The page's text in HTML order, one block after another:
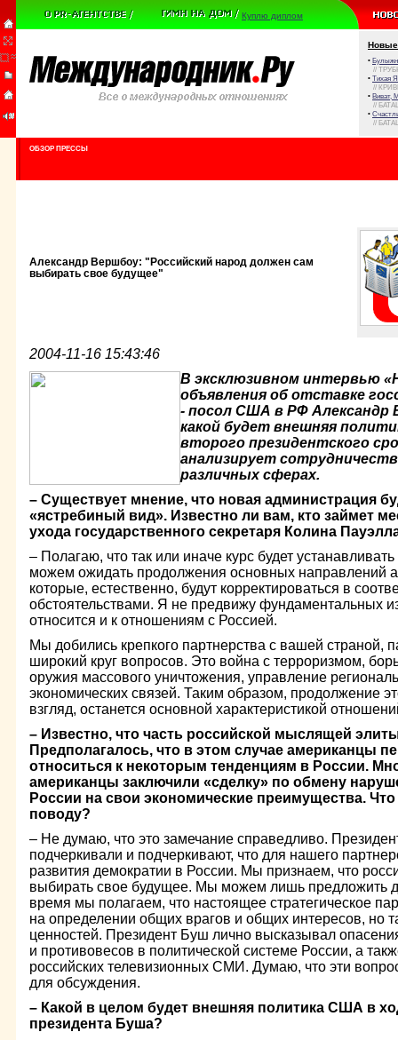
Куплю диплом
Новые
•
//
• Тихая
//
• Виват,
//
•
//
ОБЗОР ПРЕССЫ
Александр Вершбоу: "Российский народ должен сам
выбирать свое будущее"
2004-11-16 15:43:46
В эксклюзивном интервью
объявления об отставке
- посол США в РФ Александр
какой будет внешняя
второго президентского
анализирует
различных сферах.
– Существует мнение, что новая администрация
«ястребиный вид». Известно ли вам, кто займет
ухода государственного секретаря Колина
– Полагаю, что так или иначе курс будет
можем ожидать продолжения основных направлений
которые, естественно, будут корректироваться в
обстоятельствами. Я не предвижу фундаментальных
относится и к отношениям с Россией.
Мы добились крепкого партнерства с вашей страной,
широкий круг вопросов. Это война с терроризмом,
оружия массового уничтожения, управление
экономических связей. Таким образом, продолжение
взгляд, останется основной характеристикой
– Известно, что часть российской мыслящей
Предполагалось, что в этом случае американцы
относиться к некоторым тенденциям в России.
американцы заключили «сделку» по обмену
России на свои экономические преимущества.
поводу?
– Не думаю, что это замечание справедливо.
подчеркивали и подчеркивают, что для нашего
развития демократии в России. Мы признаем, что
выбирать свое будущее. Мы можем лишь предложить
время мы полагаем, что настоящее стратегическое
на определении общих врагов и общих интересов, но
ценностей. Президент Буш лично высказывал
и противовесов в политической системе России, а
российских телевизионных СМИ. Думаю, что эти
для обсуждения.
– Какой в целом будет внешняя политика США в
президента Буша?